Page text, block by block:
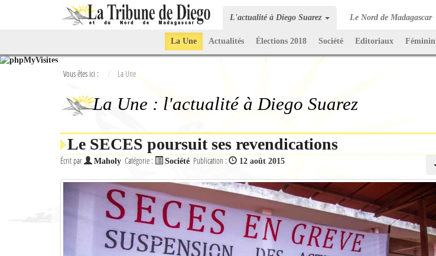
L'actualité à Diego Suarez Le Nord de Madagascar
La Une Actualités Élections 2018 Société Editoriaux Féminin
Vous êtes ici : La Une
La Une : l'actualité à Diego Suarez
Le SECES poursuit ses revendications
Écrit par Maholy Catégorie : Société Publication : 12 août 2015